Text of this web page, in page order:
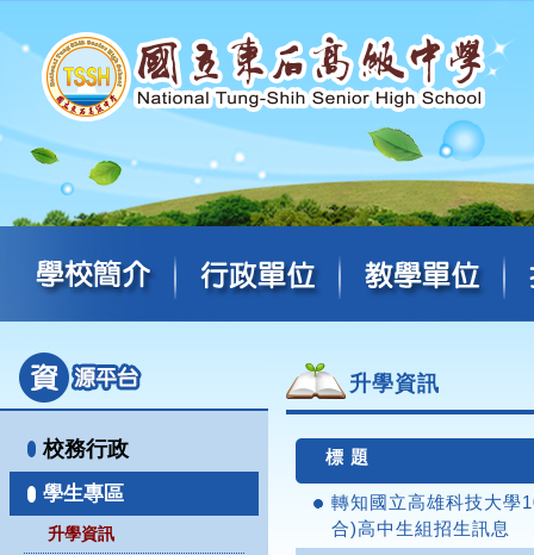
校務行政
學生專區
升學資訊
升學資訊
標 題
轉知國立高雄科技大學
合)高中生組招生訊息